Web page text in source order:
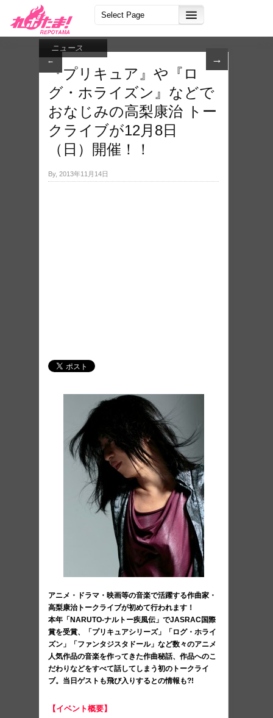
← →
ニュース
『プリキュア』や『ロ
グ・ホライズン』などで
おなじみの高梨康治 トー
クラ​イブが12月8日
（日）開催！！
By, 2013年11月14日
アニメ・ドラマ・映画等の音楽で活躍する作曲家・
高梨康治トークライブが初めて行われます！
本年「NARUTO-ナルトー疾風伝」でJASRAC国際
賞を受賞、「プリキュアシリーズ」「ログ・ホライ
ズン」「ファンタジスタドール」など数々のアニメ
人気作品の音楽を作ってきた作曲秘話、作品へのこ
だわりなどをすべて話してしまう初のトークライ
ブ。当日ゲストも飛び入りするとの情報も?!
【イベント概要】